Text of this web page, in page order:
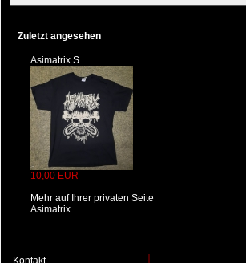
Zuletzt angesehen
Asimatrix S
10,00 EUR
Mehr auf Ihrer privaten Seite
Asimatrix